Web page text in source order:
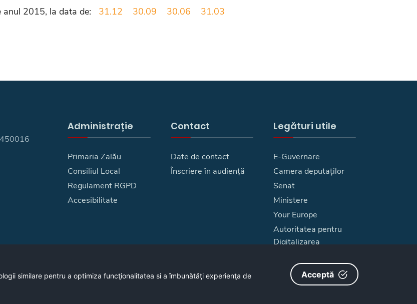
anul 2015, la data de: 31.12 30.09 30.06 31.03
Administrație
Primaria Zalău
Consiliul Local
Regulament RGPD
Accesibilitate
Contact
Date de contact
Înscriere în audiență
Legături utile
E-Guvernare
Camera deputaților
Senat
Ministere
Your Europe
Autoritatea pentru
Digitalizarea
Harta site
similare pentru a optimiza funcţionalitatea si a îmbunătăţi experienţa de
Acceptă